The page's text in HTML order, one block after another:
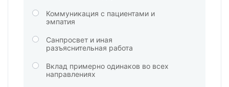
Коммуникация с пациентами и
эмпатия
Санпросвет и иная
разъяснительная работа
Вклад примерно одинаков во всех
направлениях